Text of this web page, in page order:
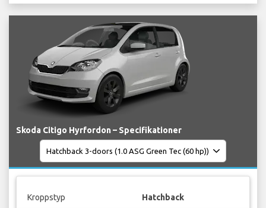
Skoda Citigo Hyrfordon – Specifikationer
Kroppstyp Hatchback